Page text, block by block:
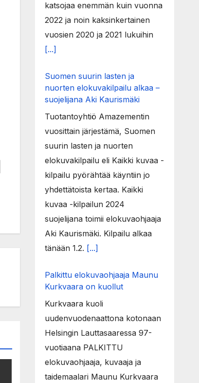
katsojaa enemmän kuin vuonna
2022 ja noin kaksinkertainen
vuosien 2020 ja 2021 lukuihin
[...]
Suomen suurin lasten ja
nuorten elokuvakilpailu alkaa –
suojelijana Aki Kaurismäki
Tuotantoyhtiö Amazementin
vuosittain järjestämä, Suomen
suurin lasten ja nuorten
elokuvakilpailu eli Kaikki kuvaa -
kilpailu pyörähtää käyntiin jo
yhdettätoista kertaa. Kaikki
kuvaa -kilpailun 2024
suojelijana toimii elokuvaohjaaja
Aki Kaurismäki. Kilpailu alkaa
tänään 1.2. [...]
Palkittu elokuvaohjaaja Maunu
Kurkvaara on kuollut
Kurkvaara kuoli
uudenvuodenaattona kotonaan
Helsingin Lauttasaaressa 97-
vuotiaana PALKITTU
elokuvaohjaaja, kuvaaja ja
taidemaalari Maunu Kurkvaara